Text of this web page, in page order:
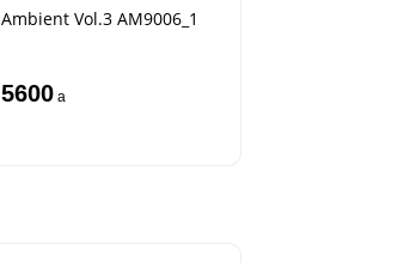
Ambient Vol.3 AM9006_1
5600 a